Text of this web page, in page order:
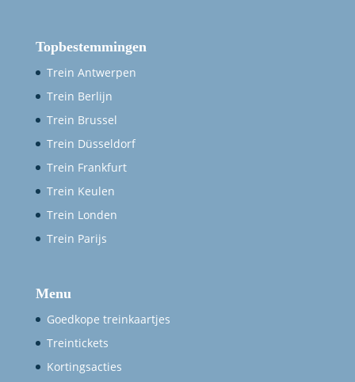
Topbestemmingen
Trein Antwerpen
Trein Berlijn
Trein Brussel
Trein Düsseldorf
Trein Frankfurt
Trein Keulen
Trein Londen
Trein Parijs
Menu
Goedkope treinkaartjes
Treintickets
Kortingsacties